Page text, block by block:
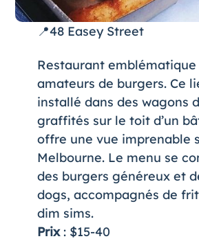
📍48 Easey Street
Restaurant emblématique
amateurs de burgers. Ce
installé dans des wagons
graffités sur le toit d’un
offre une vue imprenable
Melbourne. Le menu se
des burgers généreux et
dogs, accompagnés de
dim sims.
Prix: $15-40